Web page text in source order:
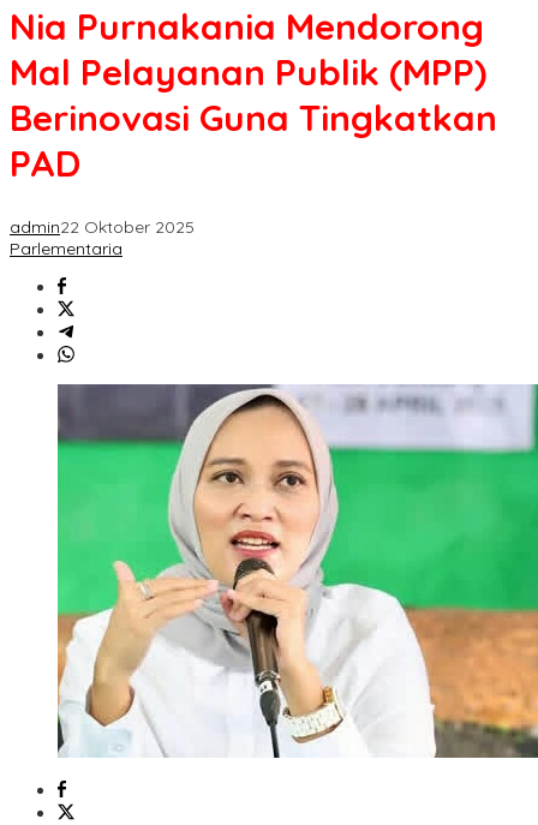
Nia Purnakania Mendorong
Mal Pelayanan Publik (MPP)
Berinovasi Guna Tingkatkan
PAD
admin22 Oktober 2025
Parlementaria